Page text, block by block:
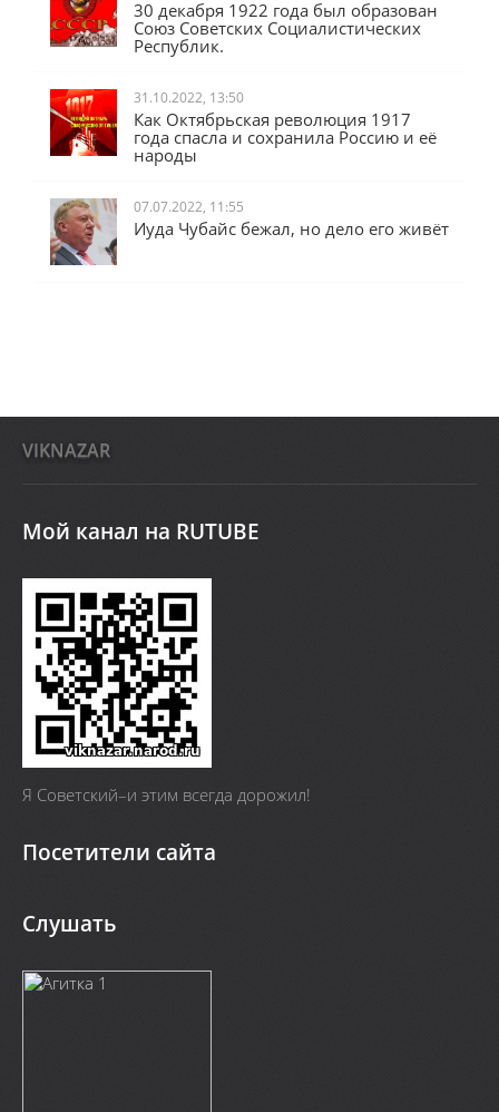
30 декабря 1922 года был образован
Союз Советских Социалистических
Республик.
31.10.2022, 13:50
Как Октябрьская революция 1917
года спасла и сохранила Россию и её
народы
07.07.2022, 11:55
Иуда Чубайс бежал, но дело его живёт
VIKNAZAR
Мой канал на RUTUBE
Я Cоветский–и этим всегда дорожил!
Посетители сайта
Слушать